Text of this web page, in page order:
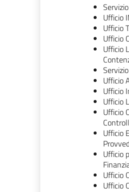
Ufficio
Ufficio
Ufficio
Ufficio
Ufficio
Ufficio
Ufficio
Ufficio
Ufficio
Ufficio
Ufficio
Ufficio